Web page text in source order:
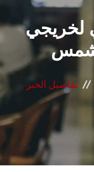
الشئون الأكاديمية
البحث العلمي
الرعاية الصحية
المراكز والوحدات
الأنظمة الذكية
لخريجي
شمس
تفاصيل الخبر